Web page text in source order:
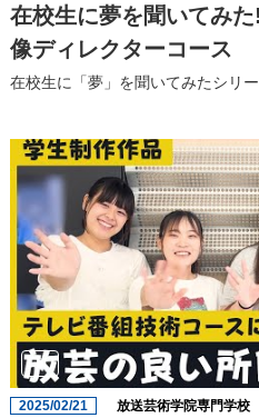
在校生に夢を聞いてみ
像ディレクターコース
在校生に「夢」を聞いてみたシリ
2025/02/21 放送芸術学院専門学校